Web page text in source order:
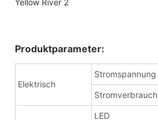
Produktparameter:
Elektrisch
Stromspannung
Stromverbrauch
LED